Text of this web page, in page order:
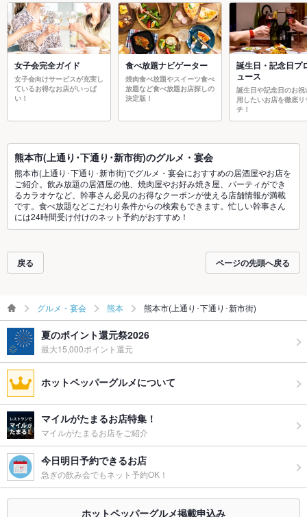
女子会完全ガイド
女子会向けサービスが充実し
ているお得なお店がいっぱ
い！
食べ放題ナビゲーター
焼肉食べ放題やスイーツ食べ
放題など食べ放題お店探しの
決定版！
誕生日・記念日プ
ュース
誕生日や記念日のお祝
用したいお店を徹底リ
チ！
熊本市(上通り･下通り･新市街)のグルメ・宴会
熊本市(上通り･下通り･新市街)でグルメ・宴会におすすめの居酒屋やお店を
ご紹介。飲み放題の居酒屋の他、焼肉屋やお好み焼き屋、パーティができ
るカラオケなど、幹事さん必見のお得なクーポンが使える店舗情報が満載
です。食べ放題などこだわり条件からの検索もできます。忙しい幹事さん
には24時間受け付けのネット予約がおすすめ！
戻る ページの先頭へ戻る
グルメ・宴会 熊本 熊本市(上通り･下通り･新市街)
夏のポイント還元祭2026
最大15,000ポイント還元
ホットペッパーグルメについて
マイルがたまるお店特集！
マイルがたまるお店をご紹介
今日明日予約できるお店
急ぎの飲み会でもネット予約OK！
ホットペッパーグルメ掲載申込み